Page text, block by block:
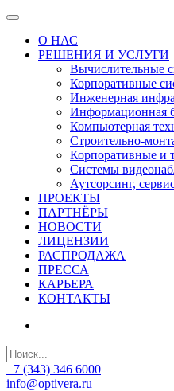
О НАС
РЕШЕНИЯ И УСЛУГИ
Вычислительные
Корпоративные
Инженерная
Информационная
Компьютерная
Строительно-
Корпоративные и
Системы
Аутсорсинг,
ПРОЕКТЫ
ПАРТНЁРЫ
НОВОСТИ
ЛИЦЕНЗИИ
РАСПРОДАЖА
ПРЕССА
КАРЬЕРА
КОНТАКТЫ
+7 (343) 346 6000
info@optivera.ru